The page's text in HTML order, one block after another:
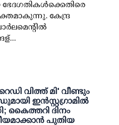
കേന്ദ്ര
റെഡി വിത്ത് മി' വീണ്ടും
ഇന്‍സ്റ്റഗ്രാമില്‍
കൈത്തറി ദിനം
പുതിയ